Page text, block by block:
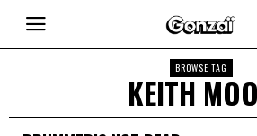
BROWSE TAG
KEITH